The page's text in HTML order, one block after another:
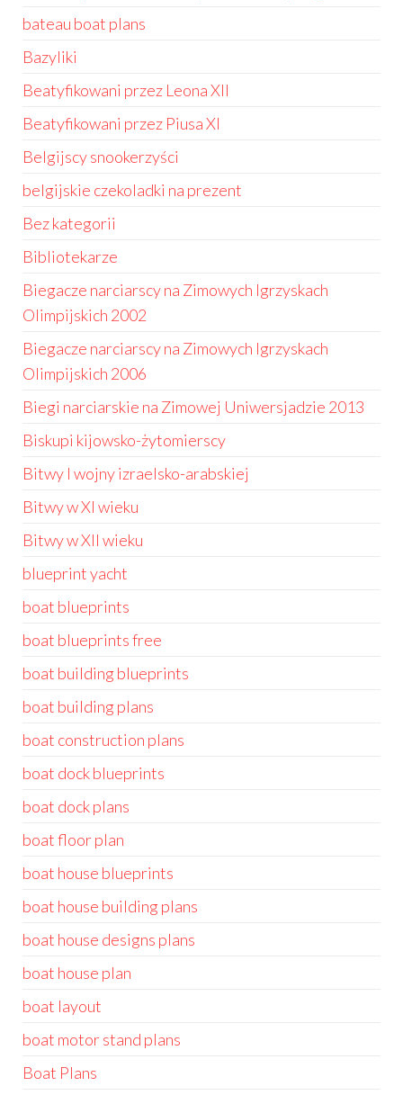
bateau boat plans
Bazyliki
Beatyfikowani przez Leona XII
Beatyfikowani przez Piusa XI
Belgijscy snookerzyści
belgijskie czekoladki na prezent
Bez kategorii
Bibliotekarze
Biegacze narciarscy na Zimowych Igrzyskach
Olimpijskich 2002
Biegacze narciarscy na Zimowych Igrzyskach
Olimpijskich 2006
Biegi narciarskie na Zimowej Uniwersjadzie 2013
Biskupi kijowsko-żytomierscy
Bitwy I wojny izraelsko-arabskiej
Bitwy w XI wieku
Bitwy w XII wieku
blueprint yacht
boat blueprints
boat blueprints free
boat building blueprints
boat building plans
boat construction plans
boat dock blueprints
boat dock plans
boat floor plan
boat house blueprints
boat house building plans
boat house designs plans
boat house plan
boat layout
boat motor stand plans
Boat Plans